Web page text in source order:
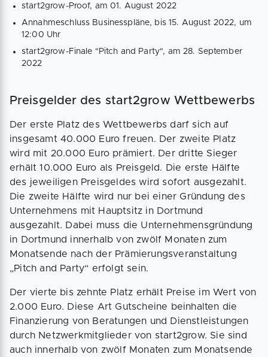
start2grow-Proof, am 01. August 2022
Annahmeschluss Businesspläne, bis 15. August 2022, um
12:00 Uhr
start2grow-Finale "Pitch and Party", am 28. September
2022
Preisgelder des start2grow Wettbewerbs
Der erste Platz des Wettbewerbs darf sich auf
insgesamt 40.000 Euro freuen. Der zweite Platz
wird mit 20.000 Euro prämiert. Der dritte Sieger
erhält 10.000 Euro als Preisgeld. Die erste Hälfte
des jeweiligen Preisgeldes wird sofort ausgezahlt.
Die zweite Hälfte wird nur bei einer Gründung des
Unternehmens mit Hauptsitz in Dortmund
ausgezahlt. Dabei muss die Unternehmensgründung
in Dortmund innerhalb von zwölf Monaten zum
Monatsende nach der Prämierungsveranstaltung
„Pitch and Party“ erfolgt sein.
Der vierte bis zehnte Platz erhält Preise im Wert von
2.000 Euro. Diese Art Gutscheine beinhalten die
Finanzierung von Beratungen und Dienstleistungen
durch Netzwerkmitglieder von start2grow. Sie sind
auch innerhalb von zwölf Monaten zum Monatsende